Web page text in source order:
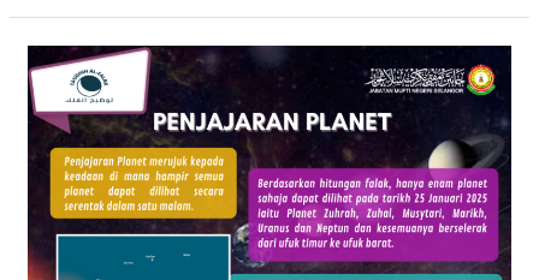
#11
Taudhih
Al-
Falak
Fenomena
Penjajaran
Planet